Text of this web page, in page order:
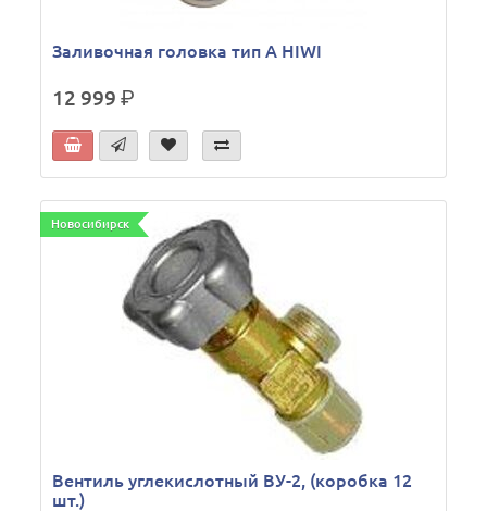
Заливочная головка тип А HIWI
12 999р.
Новосибирск
Вентиль углекислотный ВУ-2, (коробка 12
шт.)